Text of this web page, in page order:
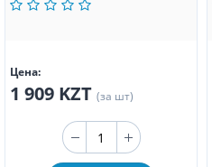
Цена:
1 909 KZT (за шт)